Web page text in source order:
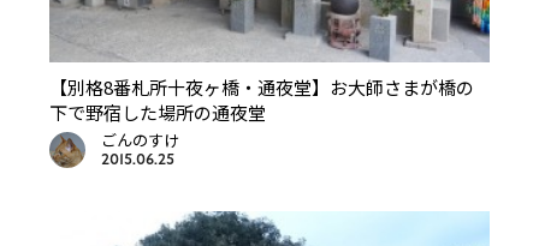
【別格8番札所十夜ヶ橋・通夜堂】お大師さまが橋の
下で野宿した場所の通夜堂
ごんのすけ
2015.06.25